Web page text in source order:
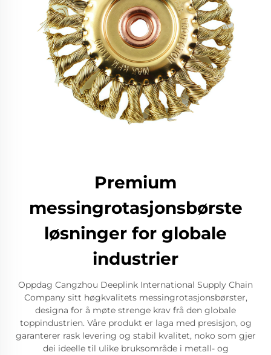
Premium
messingrotasjonsbørste
løsninger for globale
industrier
Oppdag Cangzhou Deeplink International Supply Chain
Company sitt høgkvalitets messingrotasjonsbørster,
designa for å møte strenge krav frå den globale
toppindustrien. Våre produkt er laga med presisjon, og
garanterer rask levering og stabil kvalitet, noko som gjer
dei ideelle til ulike bruksområde i metall- og